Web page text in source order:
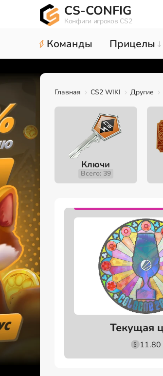
CS-CONFIG
Конфиги игроков CS2
Команды Прицелы
Главная CS2 WIKI Другие
Ключи
Всего: 39
Текущая
11.80